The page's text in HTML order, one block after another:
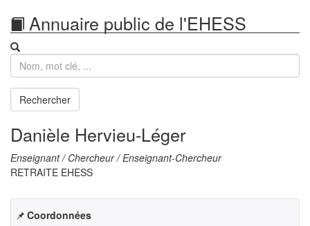
Annuaire public de l'EHESS
Recherche
Rechercher
Danièle Hervieu-Léger
Enseignant / Chercheur / Enseignant-Chercheur
RETRAITE EHESS
Coordonnées